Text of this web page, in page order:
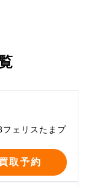
ェリスたまプ
取予約